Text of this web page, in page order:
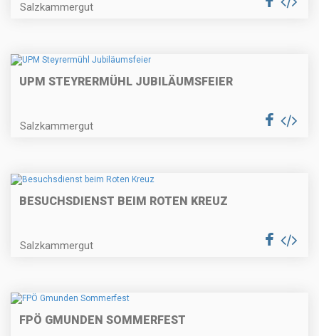
Salzkammergut
UPM STEYRERMÜHL JUBILÄUMSFEIER
Salzkammergut
BESUCHSDIENST BEIM ROTEN KREUZ
Salzkammergut
FPÖ GMUNDEN SOMMERFEST